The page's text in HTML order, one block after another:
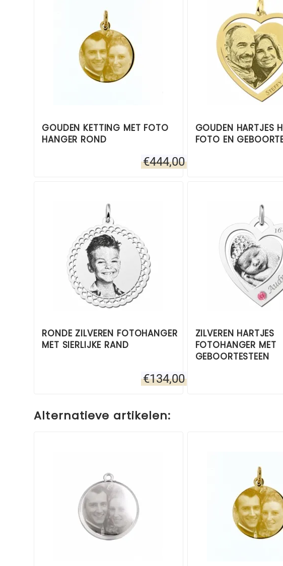
GOUDEN KETTING MET FOTO
HANGER ROND
€444,00
GOUDEN HARTJES
FOTO EN
RONDE ZILVEREN FOTOHANGER
MET SIERLIJKE RAND
€134,00
ZILVEREN HARTJES
FOTOHANGER MET
GEBOORTESTEEN
Alternatieve artikelen: